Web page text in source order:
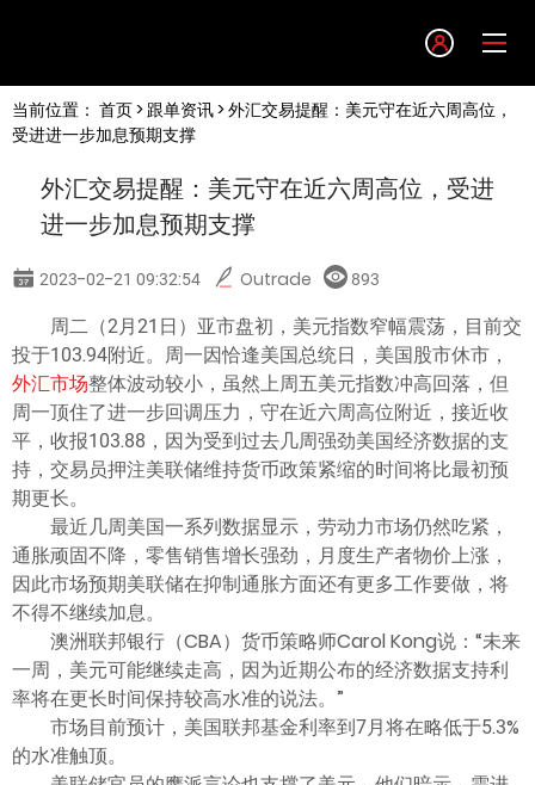
English
简体中文
한글
日本語
Tiếng việt
ไทย
当前位置： 首页> 跟单资讯> 外汇交易提醒：美元守在近六周高位，
受进进一步加息预期支撑
外汇交易提醒：美元守在近六周高位，受进
进一步加息预期支撑
2023-02-21 09:32:54 Outrade 893
周二（2月21日）亚市盘初，美元指数窄幅震荡，目前交
投于103.94附近。周一因恰逢美国总统日，美国股市休市，
外汇市场整体波动较小，虽然上周五美元指数冲高回落，但
周一顶住了进一步回调压力，守在近六周高位附近，接近收
平，收报103.88，因为受到过去几周强劲美国经济数据的支
持，交易员押注美联储维持货币政策紧缩的时间将比最初预
期更长。
最近几周美国一系列数据显示，劳动力市场仍然吃紧，
通胀顽固不降，零售销售增长强劲，月度生产者物价上涨，
因此市场预期美联储在抑制通胀方面还有更多工作要做，将
不得不继续加息。
澳洲联邦银行（CBA）货币策略师Carol Kong说：“未来
一周，美元可能继续走高，因为近期公布的经济数据支持利
率将在更长时间保持较高水准的说法。”
市场目前预计，美国联邦基金利率到7月将在略低于5.3%
的水准触顶。